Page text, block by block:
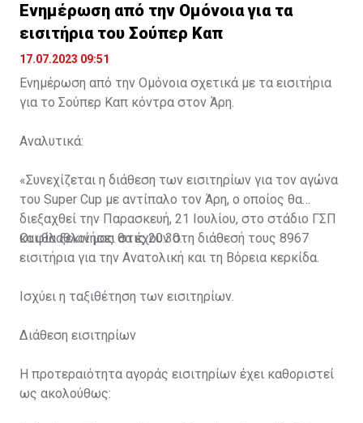
Ενημέρωση από την Ομόνοια για τα
εισιτήρια του Σούπερ Καπ
17.07.2023 09:51
Ενημέρωση από την Ομόνοια σχετικά με τα εισιτήρια
για το Σούπερ Καπ κόντρα στον Άρη.
Αναλυτικά:
«Συνεχίζεται η διάθεση των εισιτηρίων για τον αγώνα
του Super Cup με αντίπαλο τον Άρη, ο οποίος θα
διεξαχθεί την Παρασκευή, 21 Ιουλίου, στο στάδιο ΓΣΠ
και θα ξεκινήσει στις 20:30.
Οι φίλαθλοί μας θα έχουν στη διάθεσή τους 8967
εισιτήρια για την Ανατολική και τη Βόρεια κερκίδα.
Ισχύει η ταξιθέτηση των εισιτηρίων.
Διάθεση εισιτηρίων
Η προτεραιότητα αγοράς εισιτηρίων έχει καθοριστεί
ως ακολούθως: